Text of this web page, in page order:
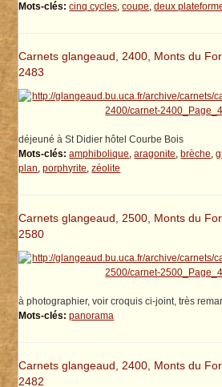
Mots-clés: cinq cycles,coupe,deux
Carnets glangeaud, 2400, Monts du
2483
déjeuné à St Didier hôtel Courbe Bois
Mots-clés: amphibolique,aragonite, brèche,
plan,porphyrite,zéolite
Carnets glangeaud, 2500, Monts du
2580
à photographier, voir croquis ci-joint, très
Mots-clés: panorama
Carnets glangeaud, 2400, Monts du
2482